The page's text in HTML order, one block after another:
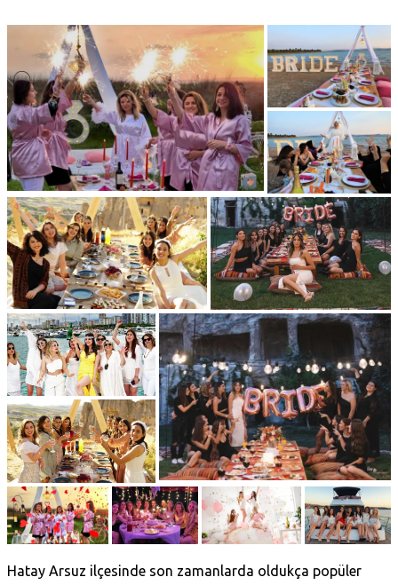
Hatay Arsuz ilçesinde son zamanlarda oldukça popüler